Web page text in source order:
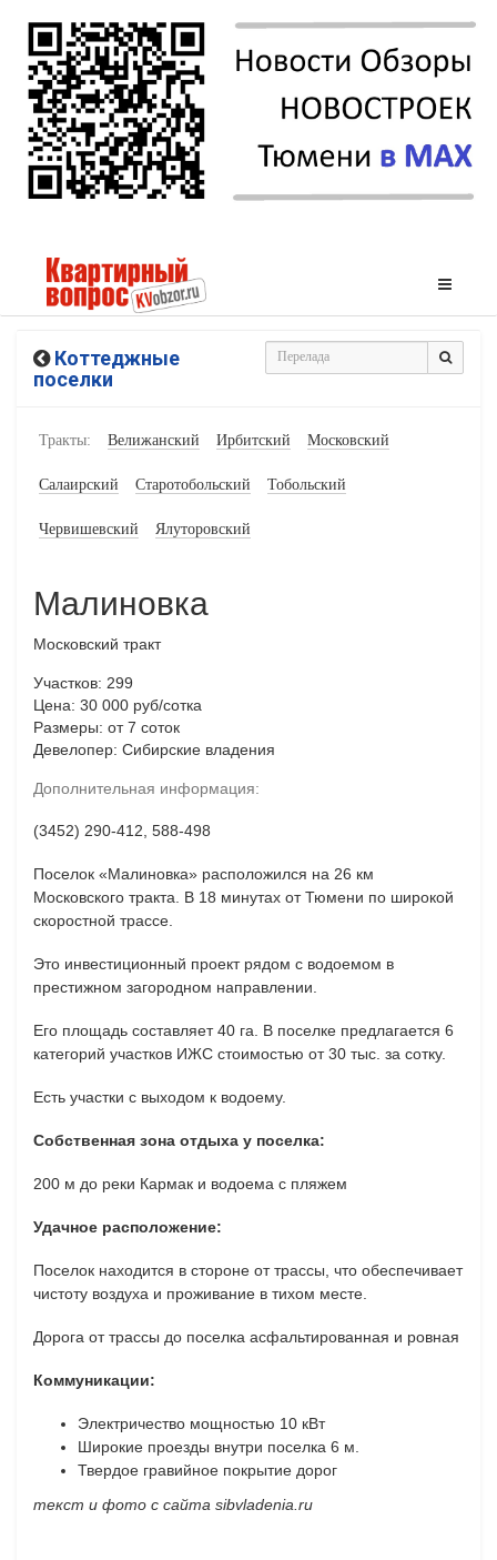
Коттеджные
поселки
Тракты: Велижанский Ирбитский Московский
Салаирский Старотобольский Тобольский
Червишевский Ялуторовский
Малиновка
Московский тракт
Участков: 299
Цена: 30 000 руб/сотка
Размеры: от 7 соток
Девелопер: Сибирские владения
Дополнительная информация:
(3452) 290-412, 588-498
Поселок «Малиновка» расположился на 26 км
Московского тракта. В 18 минутах от Тюмени по широкой
скоростной трассе.
Это инвестиционный проект рядом с водоемом в
престижном загородном направлении.
Его площадь составляет 40 га. В поселке предлагается 6
категорий участков ИЖС стоимостью от 30 тыс. за сотку.
Есть участки с выходом к водоему.
Собственная зона отдыха у поселка:
200 м до реки Кармак и водоема с пляжем
Удачное расположение:
Поселок находится в стороне от трассы, что обеспечивает
чистоту воздуха и проживание в тихом месте.
Дорога от трассы до поселка асфальтированная и ровная
Коммуникации:
Электричество мощностью 10 кВт
Широкие проезды внутри поселка 6 м.
Твердое гравийное покрытие дорог
текст и фото с сайта sibvladenia.ru